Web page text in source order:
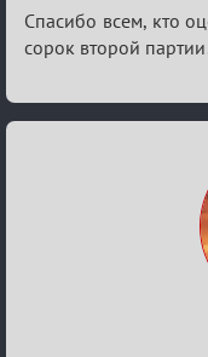
Re:
Waiting
Спасибо всем, кто
сорок второй